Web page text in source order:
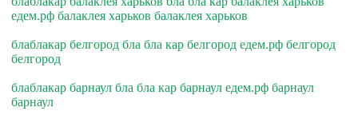
едем.рф балаклея харьков балаклея харьков
блаблакар белгород бла бла кар белгород едем.рф белгород
белгород
блаблакар барнаул бла бла кар барнаул едем.рф барнаул
барнаул